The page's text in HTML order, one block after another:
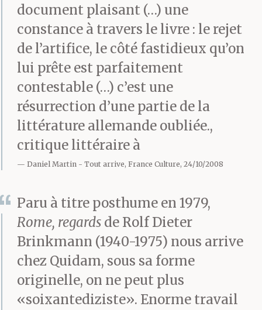
document plaisant (…) une
constance à travers le livre : le rejet
de l’artifice, le côté fastidieux qu’on
lui prête est parfaitement
contestable (…) c’est une
résurrection d’une partie de la
littérature allemande oubliée.,
critique littéraire à
Daniel Martin Tout arrive, France Culture, 24/10/2008
Paru à titre posthume en 1979,
Rome, regards de Rolf Dieter
Brinkmann (1940-1975) nous arrive
chez Quidam, sous sa forme
originelle, on ne peut plus
«soixantediziste». Enorme travail